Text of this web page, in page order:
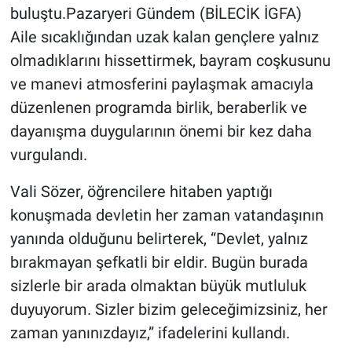
buluştu.Pazaryeri Gündem (BİLECİK İGFA)
Aile sıcaklığından uzak kalan gençlere yalnız
olmadıklarını hissettirmek, bayram coşkusunu
ve manevi atmosferini paylaşmak amacıyla
düzenlenen programda birlik, beraberlik ve
dayanışma duygularının önemi bir kez daha
vurgulandı.
Vali Sözer, öğrencilere hitaben yaptığı
konuşmada devletin her zaman vatandaşının
yanında olduğunu belirterek, “Devlet, yalnız
bırakmayan şefkatli bir eldir. Bugün burada
sizlerle bir arada olmaktan büyük mutluluk
duyuyorum. Sizler bizim geleceğimizsiniz, her
zaman yanınızdayız,” ifadelerini kullandı.